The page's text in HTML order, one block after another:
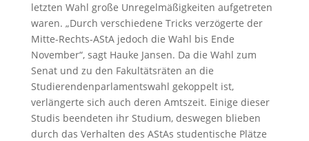
letzten Wahl große Unregelmäßigkeiten aufgetreten
waren. „Durch verschiedene Tricks verzögerte der
Mitte-Rechts-AStA jedoch die Wahl bis Ende
November“, sagt Hauke Jansen. Da die Wahl zum
Senat und zu den Fakultätsräten an die
Studierendenparlamentswahl gekoppelt ist,
verlängerte sich auch deren Amtszeit. Einige dieser
Studis beendeten ihr Studium, deswegen blieben
durch das Verhalten des AStAs studentische Plätze